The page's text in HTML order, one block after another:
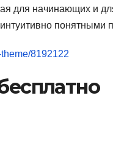
для начинающих и
понятными
8192122